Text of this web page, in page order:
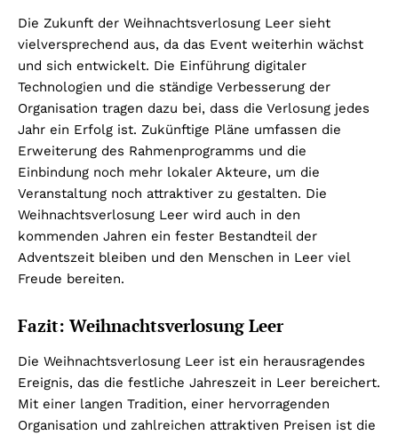
Die Zukunft der Weihnachtsverlosung Leer sieht
vielversprechend aus, da das Event weiterhin wächst
und sich entwickelt. Die Einführung digitaler
Technologien und die ständige Verbesserung der
Organisation tragen dazu bei, dass die Verlosung jedes
Jahr ein Erfolg ist. Zukünftige Pläne umfassen die
Erweiterung des Rahmenprogramms und die
Einbindung noch mehr lokaler Akteure, um die
Veranstaltung noch attraktiver zu gestalten. Die
Weihnachtsverlosung Leer wird auch in den
kommenden Jahren ein fester Bestandteil der
Adventszeit bleiben und den Menschen in Leer viel
Freude bereiten.
Fazit: Weihnachtsverlosung Leer
Die Weihnachtsverlosung Leer ist ein herausragendes
Ereignis, das die festliche Jahreszeit in Leer bereichert.
Mit einer langen Tradition, einer hervorragenden
Organisation und zahlreichen attraktiven Preisen ist die